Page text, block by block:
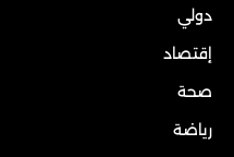
دولي
إقتصاد
صحة
رياضة